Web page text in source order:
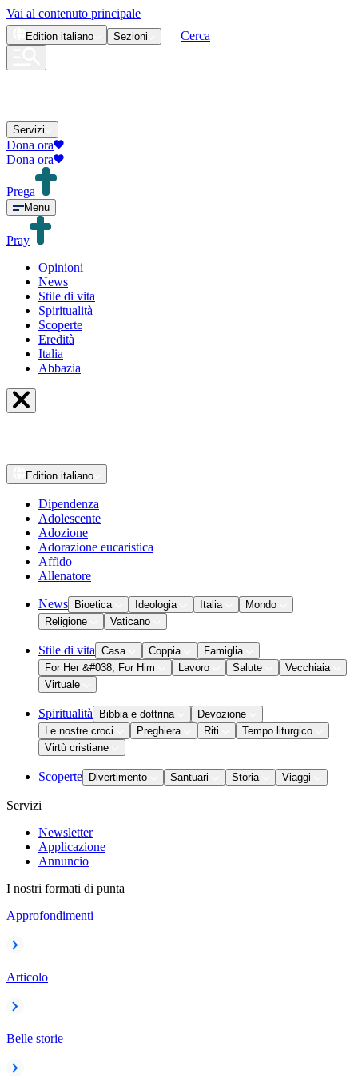
Vai al contenuto principale
Edition italiano Sezioni Cerca
Servizi
Dona ora
Dona ora
Prega
Menu
Pray
Opinioni
News
Stile di vita
Spiritualità
Scoperte
Eredità
Italia
Abbazia
Edition italiano
Dipendenza
Adolescente
Adozione
Adorazione eucaristica
Affido
Allenatore
News Bioetica Ideologia Italia
Mondo
Religione
Vaticano
Stile di vita Casa Coppia
Famiglia
For Her &#038; For Him
Lavoro Salute
Vecchiaia
Virtuale
Spiritualità Bibbia e dottrina
Devozione
Le nostre croci
Preghiera Riti
Tempo liturgico
Virtù cristiane
Scoperte Divertimento Santuari Storia Viaggi
Servizi
Newsletter
Applicazione
Annuncio
I nostri formati di punta
Approfondimenti
Articolo
Belle storie